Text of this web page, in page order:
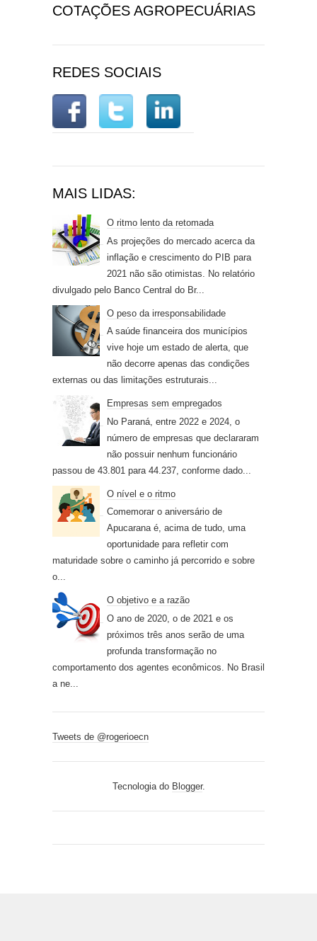
COTAÇÕES AGROPECUÁRIAS
REDES SOCIAIS
MAIS LIDAS:
O ritmo lento da retomada
As projeções do mercado acerca da
inflação e crescimento do PIB para
2021 não são otimistas. No relatório
divulgado pelo Banco Central do Br...
O peso da irresponsabilidade
A saúde financeira dos municípios
vive hoje um estado de alerta, que
não decorre apenas das condições
externas ou das limitações estruturais...
Empresas sem empregados
No Paraná, entre 2022 e 2024, o
número de empresas que declararam
não possuir nenhum funcionário
passou de 43.801 para 44.237, conforme dado...
O nível e o ritmo
Comemorar o aniversário de
Apucarana é, acima de tudo, uma
oportunidade para refletir com
maturidade sobre o caminho já percorrido e sobre
o...
O objetivo e a razão
O ano de 2020, o de 2021 e os
próximos três anos serão de uma
profunda transformação no
comportamento dos agentes econômicos. No Brasil
a ne...
Tweets de @rogerioecn
Tecnologia do Blogger.